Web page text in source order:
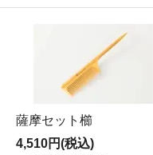
薩摩セット櫛
4,510円(税込)